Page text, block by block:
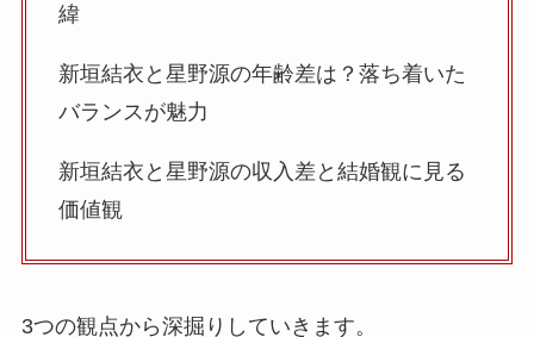
緯
新垣結衣と星野源の年齢差は？落ち着いた
バランスが魅力
新垣結衣と星野源の収入差と結婚観に見る
価値観
3つの観点から深掘りしていきます。